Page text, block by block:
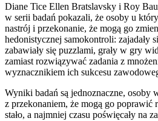
Diane Tice Ellen Bratslavsky i Roy
w serii badań pokazali, że osoby u
nastrój i przekonanie, że mogą go
hedonistycznej samokontroli: zajadały
zabawiały się puzzlami, grały w gry
zamiast rozwiązywać zadania z
wyznacznikiem ich sukcesu
Wyniki badań są jednoznaczne, osoby
z przekonaniem, że mogą go poprawić
stało, a najmniej czasu poświęcały na